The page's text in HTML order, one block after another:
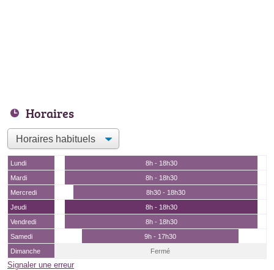
Horaires
Lundi
8h - 18h30
Mardi
8h - 18h30
Mercredi
8h30 - 18h30
Jeudi
8h - 18h30
Vendredi
8h - 18h30
Samedi
9h - 17h30
Dimanche
Fermé
Signaler une erreur